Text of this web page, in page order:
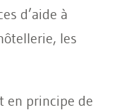
d’aide à
les
en principe de